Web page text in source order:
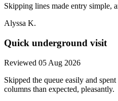
Skipping lines made entry simple,
Alyssa K.
Quick underground visit
Reviewed 05 Aug 2026
Skipped the queue easily and
columns than expected, pleasantly.